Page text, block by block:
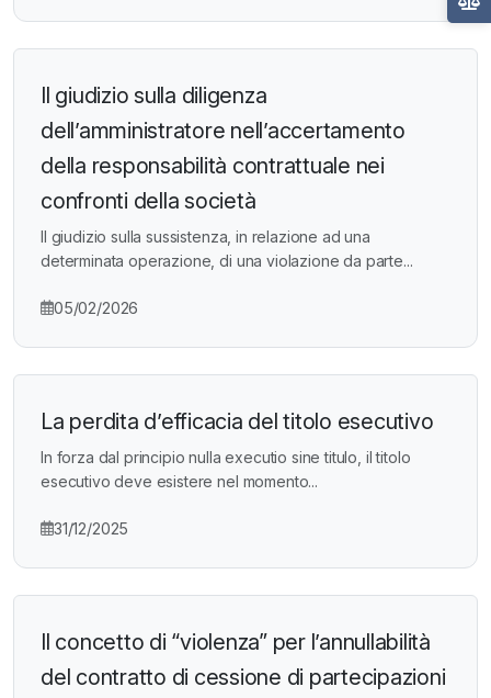
Il giudizio sulla diligenza
dell’amministratore nell’accertamento
della responsabilità contrattuale nei
confronti della società
Il giudizio sulla sussistenza, in relazione ad una
determinata operazione, di una violazione da parte...
05/02/2026
La perdita d’efficacia del titolo esecutivo
In forza dal principio nulla executio sine titulo, il titolo
esecutivo deve esistere nel momento...
31/12/2025
Il concetto di “violenza” per l’annullabilità
del contratto di cessione di partecipazioni